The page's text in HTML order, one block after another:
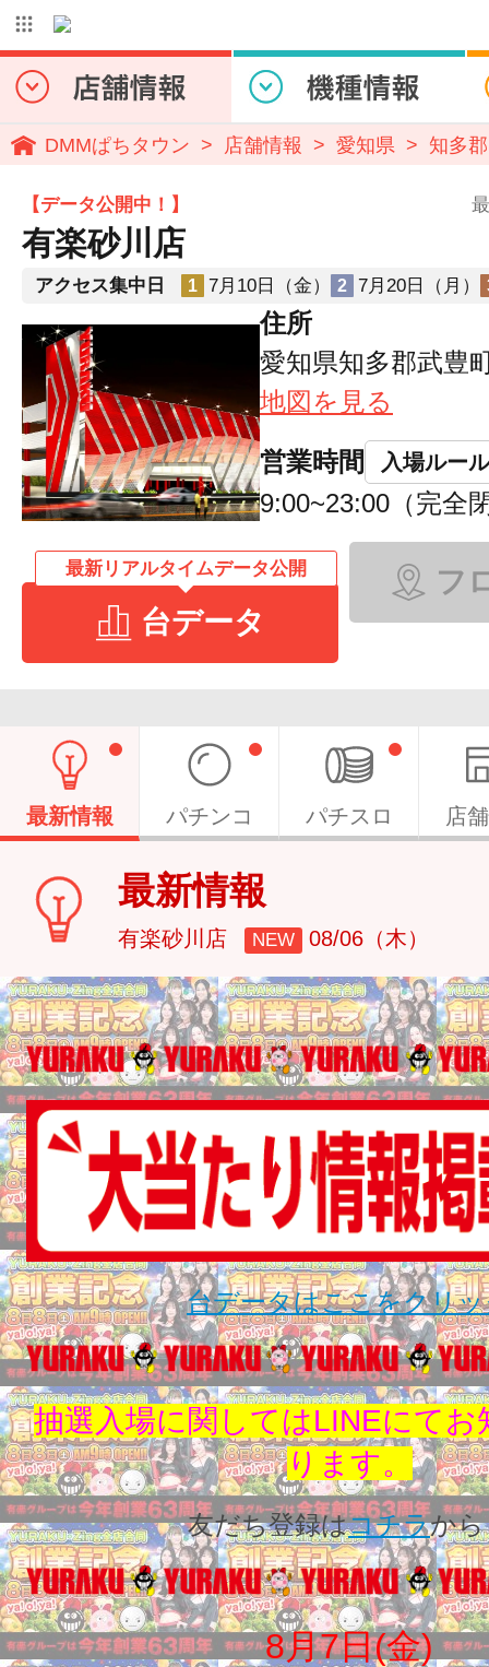
DMMぱちタウン 店舗情報 愛知県 知多郡
【データ公開中！】
有楽砂川店
アクセス集中日 1 7月10日（金） 2 7月20日（月）
住所
愛知県知多郡武豊
地図を見る
営業時間 入場ルール
9:00~23:00（完全
最新リアルタイムデータ公開
台データ
フ
最新情報 パチンコ パチスロ 店
最新情報
有楽砂川店 NEW 08/06（木）
台データはここをクリ
抽選入場に関してはLINEにてお
ります。
友だち登録はコチラか
8月7日(金)